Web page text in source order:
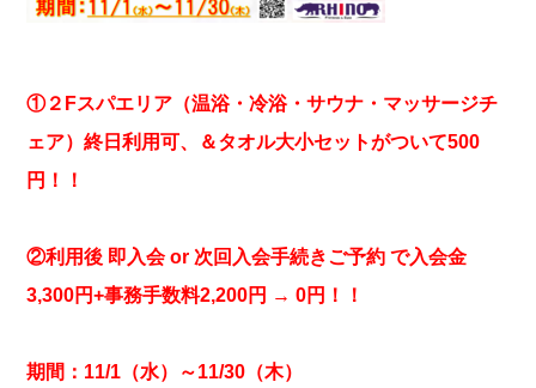
①２Fスパエリア（温浴・冷浴・サウナ・マッサージチ
ェア）終日利用可、＆タオル大小セットがついて500
円！！
②利用後 即入会 or 次回入会手続きご予約 で入会金
3,300円+事務手数料2,200円 → 0円！！
期間：11/1（水）～11/30（木）